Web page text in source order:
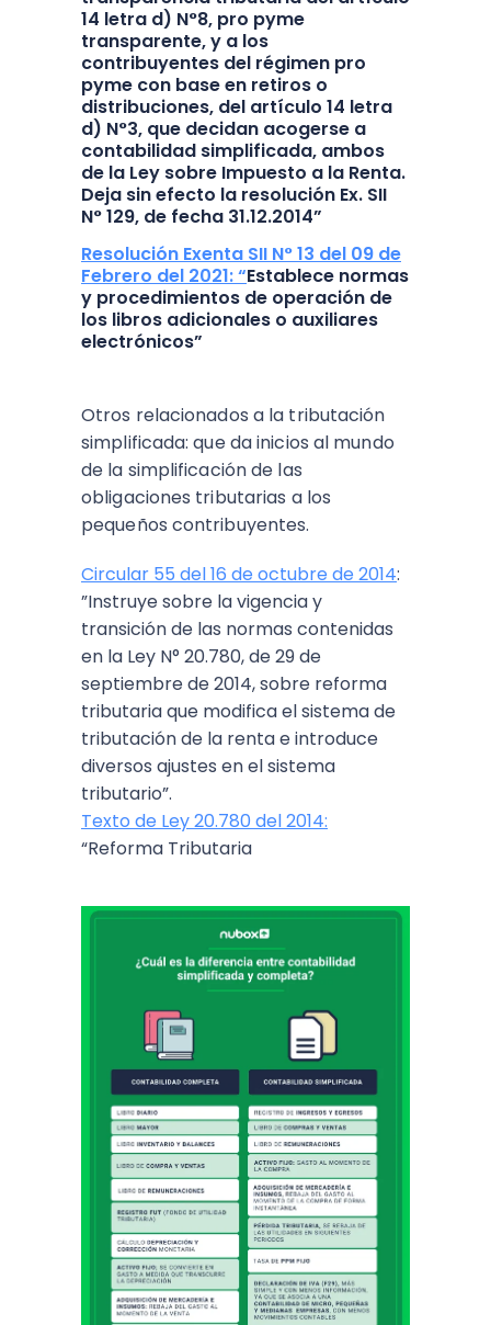
14 letra d) N°8, pro pyme
transparente, y a los
contribuyentes del régimen pro
pyme con base en retiros o
distribuciones, del artículo 14 letra
d) N°3, que decidan acogerse a
contabilidad simplificada, ambos
de la Ley sobre Impuesto a la Renta.
Deja sin efecto la resolución Ex. SII
N° 129, de fecha 31.12.2014”
Resolución Exenta SII N° 13 del 09 de
Febrero del 2021: “Establece normas
y procedimientos de operación de
los libros adicionales o auxiliares
electrónicos”
Otros relacionados a la tributación
simplificada: que da inicios al mundo
de la simplificación de las
obligaciones tributarias a los
pequeños contribuyentes.
Circular 55 del 16 de octubre de 2014:
”Instruye sobre la vigencia y
transición de las normas contenidas
en la Ley N° 20.780, de 29 de
septiembre de 2014, sobre reforma
tributaria que modifica el sistema de
tributación de la renta e introduce
diversos ajustes en el sistema
tributario”.
Texto de Ley 20.780 del 2014:
“Reforma Tributaria